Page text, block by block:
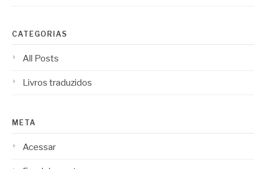
CATEGORIAS
All Posts
Livros traduzidos
META
Acessar